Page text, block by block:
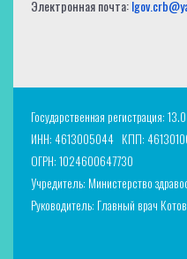
Электронная почта:
Государственная регистрация:
ИНН: 4613005044 КПП:
ОГРН: 1024600647730
Учредитель: Министерство
Руководитель: Главный врач